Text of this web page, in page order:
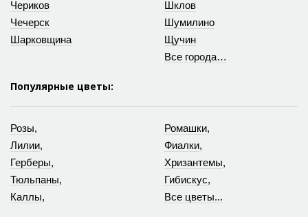
Чериков
Чечерск
Шарковщина
Шклов
Шумилино
Щучин
Все города…
Популярные цветы:
Розы,
Лилии,
Герберы,
Тюльпаны,
Каллы,
Ромашки,
Фиалки,
Хризантемы,
Гибискус,
Все цветы...